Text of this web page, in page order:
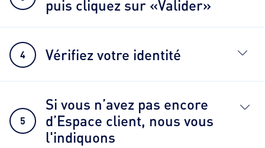
puis cliquez sur «Valider»
4 Vérifiez votre identité
5
Si vous n’avez pas encore
d’Espace client, nous vous
l'indiquons